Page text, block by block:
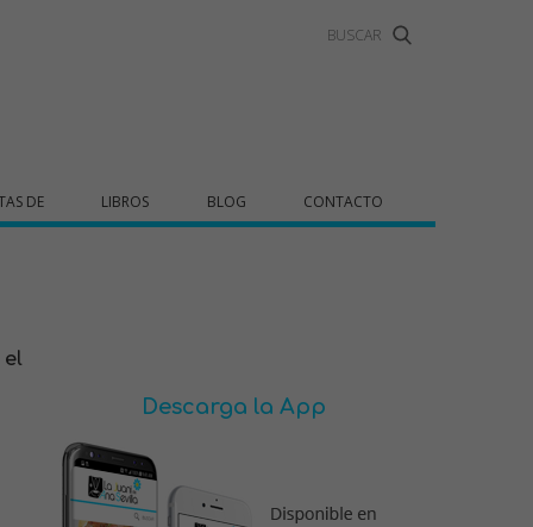
DE LIBROS BLOG CONTACTO
el
Descarga la App